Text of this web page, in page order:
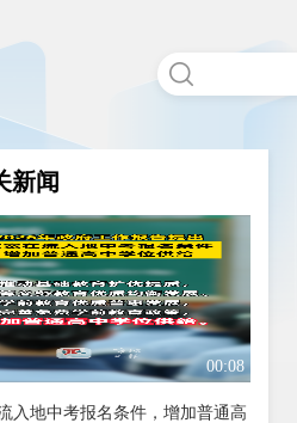
新闻
00:08
入地中考报名条件，增加普通高